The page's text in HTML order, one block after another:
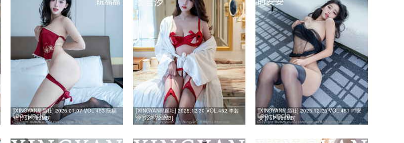
[XINGYAN星颜社] 2026.01.07 VOL.453 阮福
福 [75P-783MB]
[XINGYAN星颜社] 2025.12.30 VOL.452 李若
汐 [72P-728MB]
[XINGYAN星颜社] 2025.12.25 VOL.451 时安
安 [76P-866MB]